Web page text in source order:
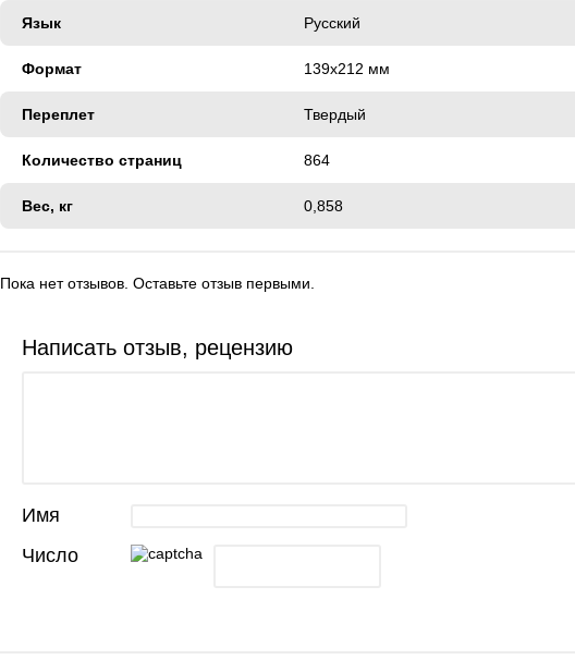
Язык Русский
Формат 139х212 мм
Переплет Твердый
Количество страниц 864
Вес, кг 0,858
Пока нет отзывов. Оставьте отзыв первыми.
Написать отзыв, рецензию
Имя
Число